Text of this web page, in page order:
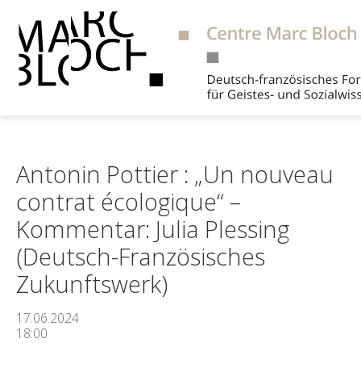
Antonin Pottier : „Un nouveau
contrat écologique“ –
Kommentar: Julia Plessing
(Deutsch-Französisches
Zukunftswerk)
17.06.2024
18:00